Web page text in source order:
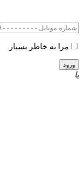
مرا به خاطر بسپار
یا